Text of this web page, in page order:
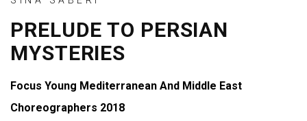
PRELUDE TO PERSIAN
MYSTERIES
Focus Young Mediterranean And Middle East
Choreographers 2018